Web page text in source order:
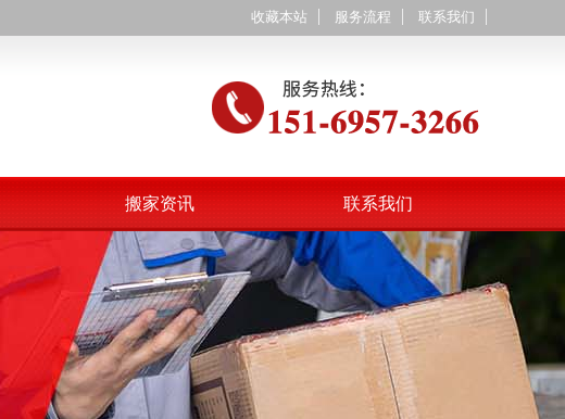
收藏本站 服务流程 联系我们
搬家资讯 联系我们